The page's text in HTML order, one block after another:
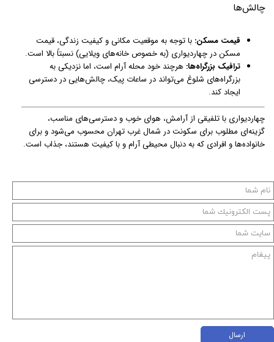
چالش‌ها
قیمت مسکن: با توجه به موقعیت مکانی و کیفیت زندگی، قیمت
مسکن در چهاردیواری (به خصوص خانه‌های ویلایی) نسبتاً بالا است.
ترافیک بزرگراه‌ها: هرچند خود محله آرام است، اما نزدیکی به
بزرگراه‌های شلوغ می‌تواند در ساعات پیک، چالش‌هایی در دسترسی
ایجاد کند.
چهاردیواری با تلفیقی از آرامش، هوای خوب و دسترسی‌های مناسب،
گزینه‌ای مطلوب برای سکونت در شمال غرب تهران محسوب می‌شود و برای
خانواده‌ها و افرادی که به دنبال محیطی آرام و با کیفیت هستند، جذاب است.
ارسال